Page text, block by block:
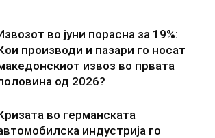
во јуни порасна за 19%:
производи и пазари го носат
извоз во првата
од 2026?
во германската
индустрија го